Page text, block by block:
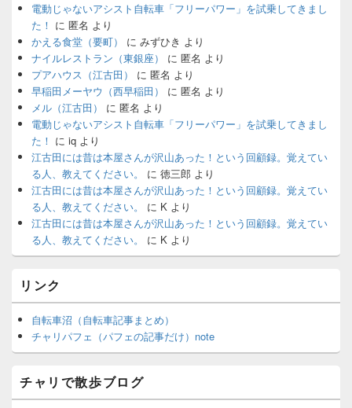
電動じゃないアシスト自転車「フリーパワー」を試乗してきまし
た！ に 匿名 より
かえる食堂（要町）
に みずひき より
ナイルレストラン（東銀座）
に 匿名 より
プアハウス（江古田）
に 匿名 より
早稲田メーヤウ（西早稲田）
に 匿名 より
メル（江古田）
に 匿名 より
電動じゃないアシスト自転車「フリーパワー」を試乗してきまし
た！ に iq より
江古田には昔は本屋さんが沢山あった！という回顧録。覚えてい
る人、教えてください。
に 徳三郎 より
江古田には昔は本屋さんが沢山あった！という回顧録。覚えてい
る人、教えてください。
に K より
江古田には昔は本屋さんが沢山あった！という回顧録。覚えてい
る人、教えてください。
に K より
リンク
自転車沼（自転車記事まとめ）
チャリパフェ（パフェの記事だけ）note
チャリで散歩ブログ